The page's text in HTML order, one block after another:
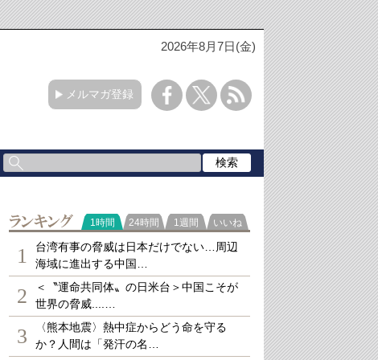
2026年8月7日(金)
メルマガ登録
ランキング
1時間 24時間 1週間 いいね
1
台湾有事の脅威は日本だけでない…周辺
海域に進出する中国…
2
＜〝運命共同体〟の日米台＞中国こそが
世界の脅威....…
3
〈熊本地震〉熱中症からどう命を守る
か？人間は「発汗の名…